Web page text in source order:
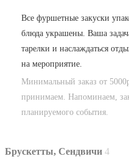
Все фуршетные закуски
блюда украшены. Ваша
тарелки и наслаждаться
на мероприятие.
Минимальный заказ от
принимаем. Напоминаем,
планируемого события.
Брускетты, Сендвичи 4